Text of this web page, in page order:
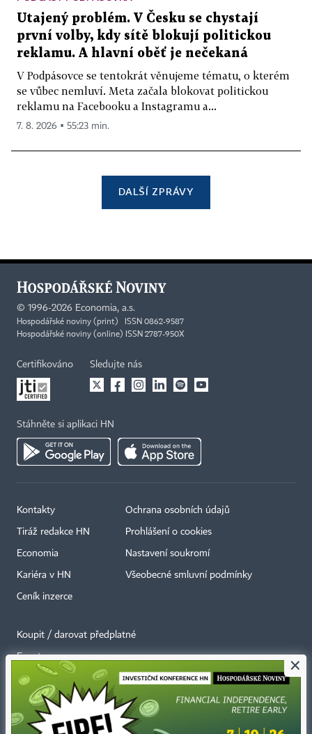
Utajený problém. V Česku se chystají
první volby, kdy sítě blokují politickou
reklamu. A hlavní oběť je nečekaná
V Podpásovce se tentokrát věnujeme tématu, o kterém
se vůbec nemluví. Meta začala blokovat politickou
reklamu na Facebooku a Instagramu a...
7. 8. 2026 ▪ 55:23 min.
DALŠÍ ZPRÁVY
© 1996-2026 Economia, a.s.
Hospodářské noviny (print) ISSN 0862-9587
Hospodářské noviny (online) ISSN 2787-950X
Certifikováno Sledujte nás
Stáhněte si aplikaci HN
Kontakty
Tiráž redakce HN
Economia
Kariéra v HN
Ceník inzerce
Ochrana osobních údajů
Prohlášení o cookies
Nastavení soukromí
Všeobecné smluvní podmínky
Koupit / darovat předplatné
Eventy
Newslettery
RSS kanály
×